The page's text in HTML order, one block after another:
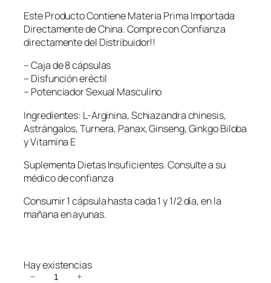
Este Producto Contiene Materia Prima Importada
Directamente de China. Compre con Confianza
directamente del Distribuidor!!
– Caja de 8 cápsulas
– Disfunción eréctil
– Potenciador Sexual Masculino
Ingredientes: L-Arginina, Schiazandra chinesis,
Astrángalos, Turnera, Panax, Ginseng, Ginkgo Biloba
y Vitamina E
Suplementa Dietas Insuficientes. Consulte a su
médico de confianza
Consumir 1 cápsula hasta cada 1 y 1/2 día, en la
mañana en ayunas.
Hay existencias
− +